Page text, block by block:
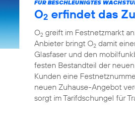
FÜR BESCHLEUNIGTES
O2 erfindet das
O2 greift im Festnetzmarkt
Anbieter bringt O2 damit
Glasfaser und den
festen Bestandteil der
Kunden eine
neuen Zuhause-Angebot
sorgt im Tarifdschungel für